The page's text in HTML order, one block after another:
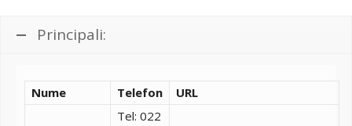
Principali:
Nume Telefon URL
Tel: 022